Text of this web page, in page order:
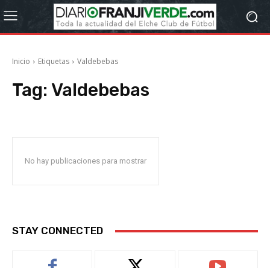
Inicio Etiquetas Valdebebas
Tag: Valdebebas
No hay publicaciones para mostrar
STAY CONNECTED